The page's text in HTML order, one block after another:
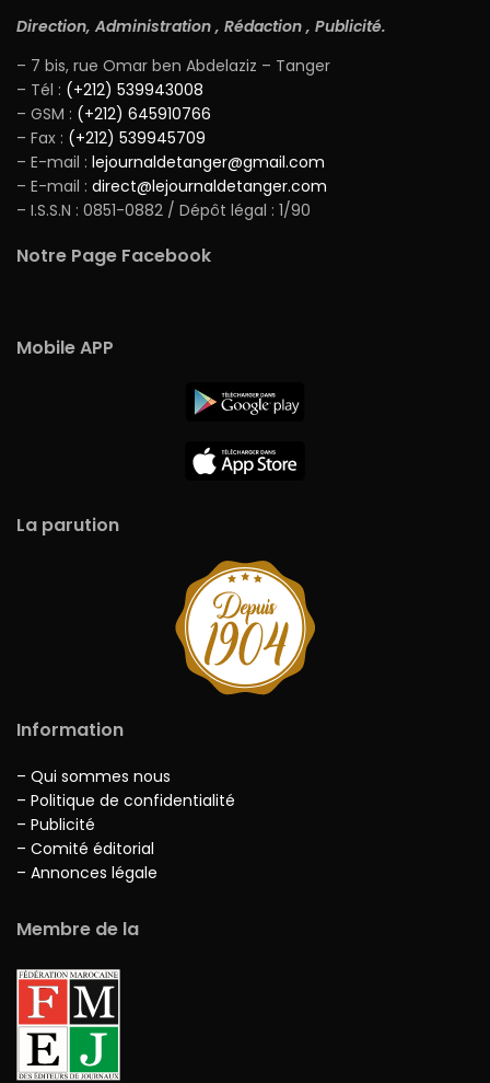
Direction, Administration , Rédaction , Publicité.
– 7 bis, rue Omar ben Abdelaziz – Tanger
– Tél : (+212) 539943008
– GSM : (+212) 645910766
– Fax : (+212) 539945709
– E-mail : lejournaldetanger@gmail.com
– E-mail : direct@lejournaldetanger.com
– I.S.S.N : 0851-0882 / Dépôt légal : 1/90
Notre Page Facebook
Mobile APP
La parution
Information
– Qui sommes nous
– Politique de confidentialité
– Publicité
– Comité éditorial
– Annonces légale
Membre de la